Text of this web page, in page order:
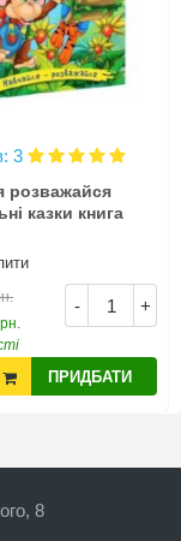
3
розважайся
казки книга
- +
ПРИДБАТИ
8